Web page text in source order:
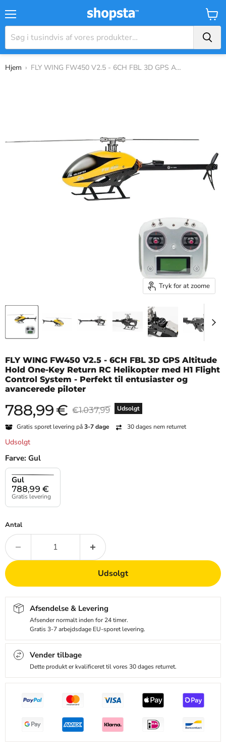
Kurv
Hjem › FLY WING FW450 V2.5 - 6CH FBL 3D GPS Altit...
Tryk for at zoome
FLY WING FW450 V2.5 - 6CH FBL 3D GPS Altitude
Hold One-Key Return RC Helikopter med H1 Flight
Control System - Perfekt til entusiaster og
avancerede piloter
Udsolgt
Nuværende pris
788,99€ Original pris
€1.037,99
Gratis sporet levering på3-7 dage 30 dages nem returret
Udsolgt
Farve: Gul
788,99 €
Gul
Gratis levering
Antal
Udsolgt
Afsendelse & Levering
Afsender normalt inden for 24 timer.
Gratis 3-7 arbejdsdage EU-sporet levering.
Vender tilbage
Dette produkt er kvalificeret til vores 30 dages returret.